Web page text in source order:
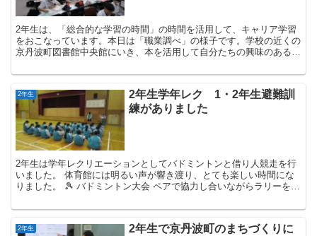
2年生は、「総合的な学習の時間」の時間を活用して、キャリア学習
をおこなっています。本日は「職業調べ」の様子です。学校の近くの
京丹波町図書館中央館にいき、本を活用して自分たちの興味のある職
2年生
2年生学年レク 1・2年生避難訓
練がありました
2年生は学年レクリエーションとしてバドミントンと借り人競走を行
いました。 体育館には明るい声が響き渡り、とても楽しい時間にな
りました。 🎾 バドミントン大会 ペアで協力し合いながらラリーをつ
2年生
2年生で京丹波町のまちづくりに